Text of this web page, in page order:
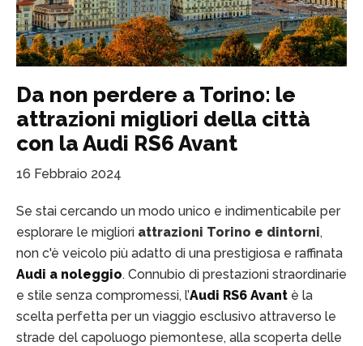
Da non perdere a Torino: le
attrazioni migliori della città
con la Audi RS6 Avant
16 Febbraio 2024
Se stai cercando un modo unico e indimenticabile per
esplorare le migliori attrazioni Torino e dintorni,
non c'è veicolo più adatto di una prestigiosa e raffinata
Audi a noleggio. Connubio di prestazioni straordinarie
e stile senza compromessi, l’Audi RS6 Avant è la
scelta perfetta per un viaggio esclusivo attraverso le
strade del capoluogo piemontese, alla scoperta delle